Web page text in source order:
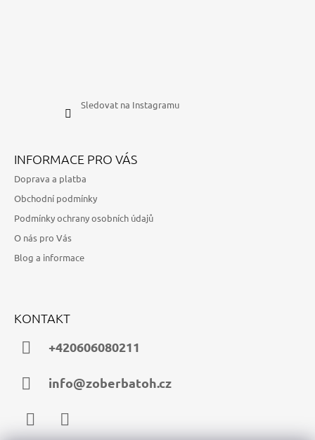
Sledovat na Instagramu
INFORMACE PRO VÁS
Doprava a platba
Obchodní podmínky
Podmínky ochrany osobních údajů
O nás pro Vás
Blog a informace
KONTAKT
+420606080211
info@zoberbatoh.cz